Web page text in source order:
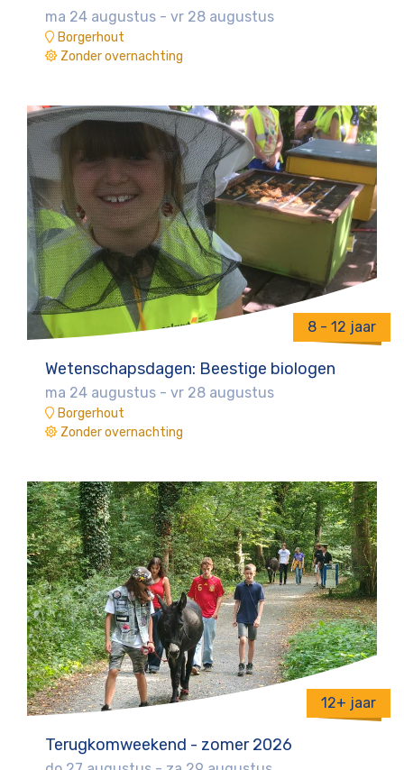
ma 24 augustus - vr 28 augustus
Borgerhout
Zonder overnachting
8 - 12 jaar
Wetenschapsdagen: Beestige biologen
ma 24 augustus - vr 28 augustus
Borgerhout
Zonder overnachting
12+ jaar
Terugkomweekend - zomer 2026